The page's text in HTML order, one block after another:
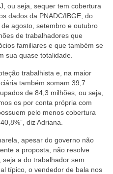
ou seja, sequer tem cobertura
dados da PNADC/IBGE, do
agosto, setembro e outubro
de trabalhadores que
familiares e que também se
sua quase totalidade.
trabalhista e, na maior
também somam 39,7
de 84,3 milhões, ou seja,
os por conta própria com
pelo menos cobertura
diz Adriana.
apesar do governo não
a proposta, não resolve
a do trabalhador sem
típico, o vendedor de bala nos